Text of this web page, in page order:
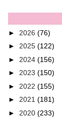
► 2026 (76)
► 2025 (122)
► 2024 (156)
► 2023 (150)
► 2022 (155)
► 2021 (181)
► 2020 (233)